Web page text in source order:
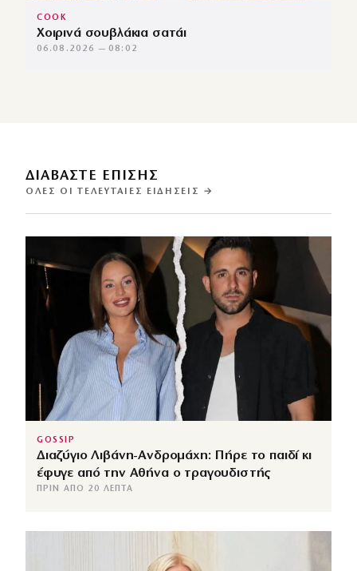
COOK
Χοιρινά σουβλάκια σατάι
06.08.2026 — 08:02
ΔΙΑΒΑΣΤΕ ΕΠΙΣΗΣ
ΌΛΕΣ ΟΙ ΤΕΛΕΥΤΑΊΕΣ ΕΙΔΉΣΕΙΣ →
GOSSIP
Διαζύγιο Λιβάνη-Ανδρομάχη: Πήρε το παιδί κι
έφυγε από την Αθήνα ο τραγουδιστής
ΠΡΙΝ ΑΠΌ 20 ΛΕΠΤΆ